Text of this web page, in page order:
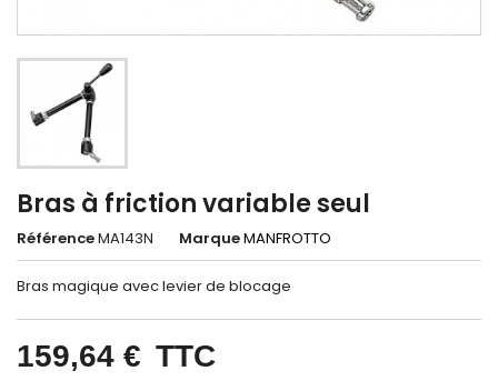
Bras à friction variable seul
RéférenceMA143N MarqueMANFROTTO
Bras magique avec levier de blocage
159,64 € TTC